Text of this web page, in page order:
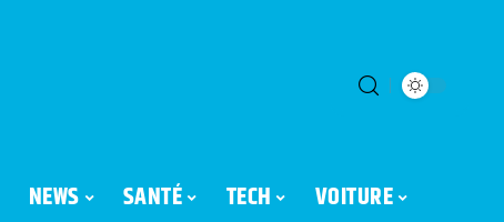
NEWS SANTÉ TECH VOITURE